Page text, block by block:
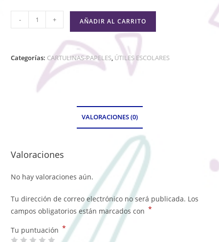
- + AÑADIR AL CARRITO
Categorías: CARTULINAS-PAPELES, ÚTILES ESCOLARES
VALORACIONES (0)
Valoraciones
No hay valoraciones aún.
Tu dirección de correo electrónico no será publicada. Los
campos obligatorios están marcados con *
Tu puntuación *